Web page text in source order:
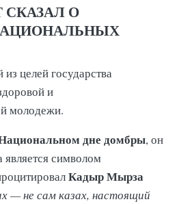
СКАЗАЛ О
целей государства
и
молодежи.
дне домбры, он
символом
Кадыр Мырза
— не сам казах, настоящий